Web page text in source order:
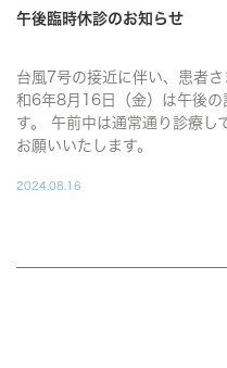
午後臨時休診のお知らせ
台風7号の接近に伴い、患者
和6年8月16日（金）は午後の
す。 午前中は通常通り診療し
お願いいたします。
2024.08.16